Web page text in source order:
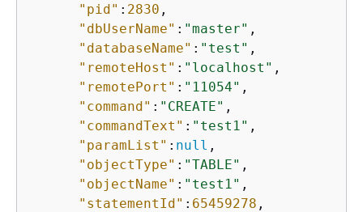
"pid" : 2830 ,
"dbUserName" : "master" ,
"databaseName" : "test" ,
"remoteHost" : "localhost" ,
"remotePort" : "11054" ,
"command" : "CREATE" ,
"commandText" : "test1" ,
"paramList" : null ,
"objectType" : "TABLE" ,
"objectName" : "test1" ,
"statementId" : 65459278 ,